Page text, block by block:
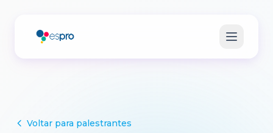
Voltar para palestrantes